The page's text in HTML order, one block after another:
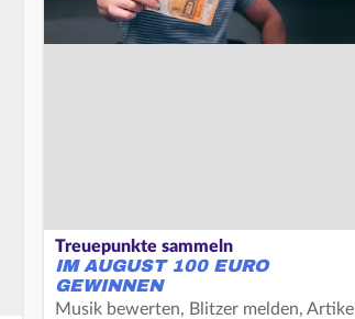
Treuepunkte sammeln
IM AUGUST 100 EURO
GEWINNEN
Musik bewerten, Blitzer melden, Artikel